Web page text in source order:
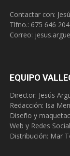
Contactar con:
Tlfno.: 675 646 204
Correo:
EQUIPO
Director: Jesús
Redacción: Isa
Diseño y
Web y Redes
Distribución: Mar